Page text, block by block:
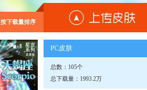
按下载量排序
PC皮肤
总数：105个
总下载量：1993.2万